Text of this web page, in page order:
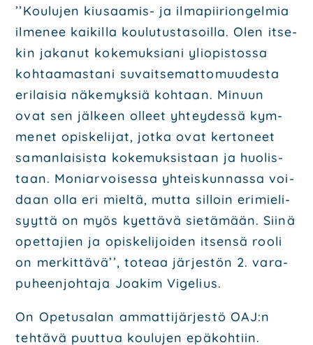
’’Kou­lu­jen kiusaa­mis- ja ilma­pii­rion­gel­mia
ilme­nee kai­kil­la kou­lu­tus­ta­soil­la. Olen itse­
kin jaka­nut koke­muk­sia­ni yli­opis­tos­sa
koh­taa­mas­ta­ni suvait­se­mat­to­muu­des­ta
eri­lai­sia näke­myk­siä koh­taan. Minuun
ovat sen jäl­keen olleet yhtey­des­sä kym­
me­net opis­ke­li­jat, jot­ka ovat ker­to­neet
saman­lai­sis­ta koke­muk­sis­taan ja huo­lis­
taan. Moniar­voi­ses­sa yhteis­kun­nas­sa voi­
daan olla eri miel­tä, mut­ta sil­loin eri­mie­li­
syyt­tä on myös kyet­tä­vä sie­tä­mään. Sii­nä
opet­ta­jien ja opis­ke­li­joi­den itsen­sä roo­li
on mer­kit­tä­vä’’, tote­aa jär­jes­tön 2. vara­
pu­heen­joh­ta­ja Joa­kim Vige­lius.
On Ope­tusa­lan ammat­ti­jär­jes­tö OAJ:n
teh­tä­vä puut­tua kou­lu­jen epä­koh­tiin.